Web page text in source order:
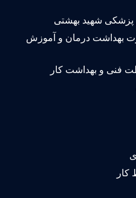
شهید بهشتی
درمان و آموزش
و بهداشت کار